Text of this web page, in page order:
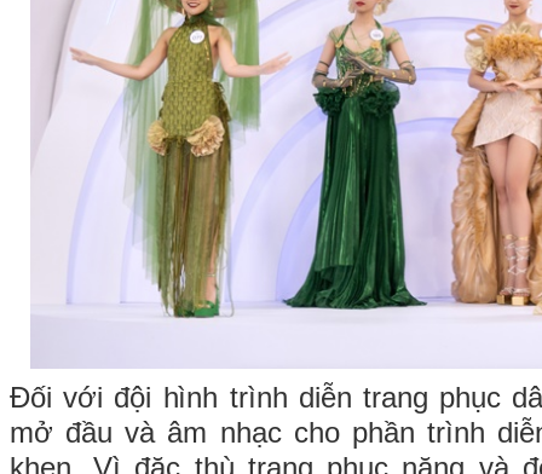
Đối với đội hình trình diễn trang phục
mở đầu và âm nhạc cho phần trình